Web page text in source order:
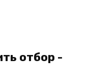
отбор -